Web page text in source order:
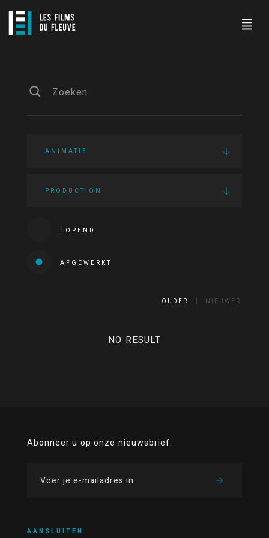
ANIMATIE
PRODUCTION
LOPEND
AFGEWERKT
OUDER NIEUWER
NO RESULT
Abonneer u op onze nieuwsbrief.
AANSLUITEN